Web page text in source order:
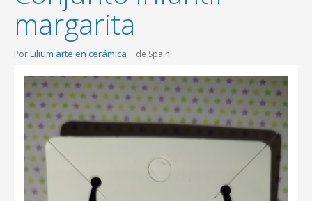
margarita
PorLilium arte en cerámica de Spain